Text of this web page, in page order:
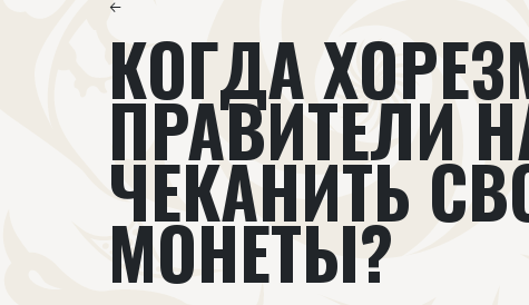
←
КОГДА
ПРАВИТЕЛИ
ЧЕКАНИТЬ
МОНЕТЫ?